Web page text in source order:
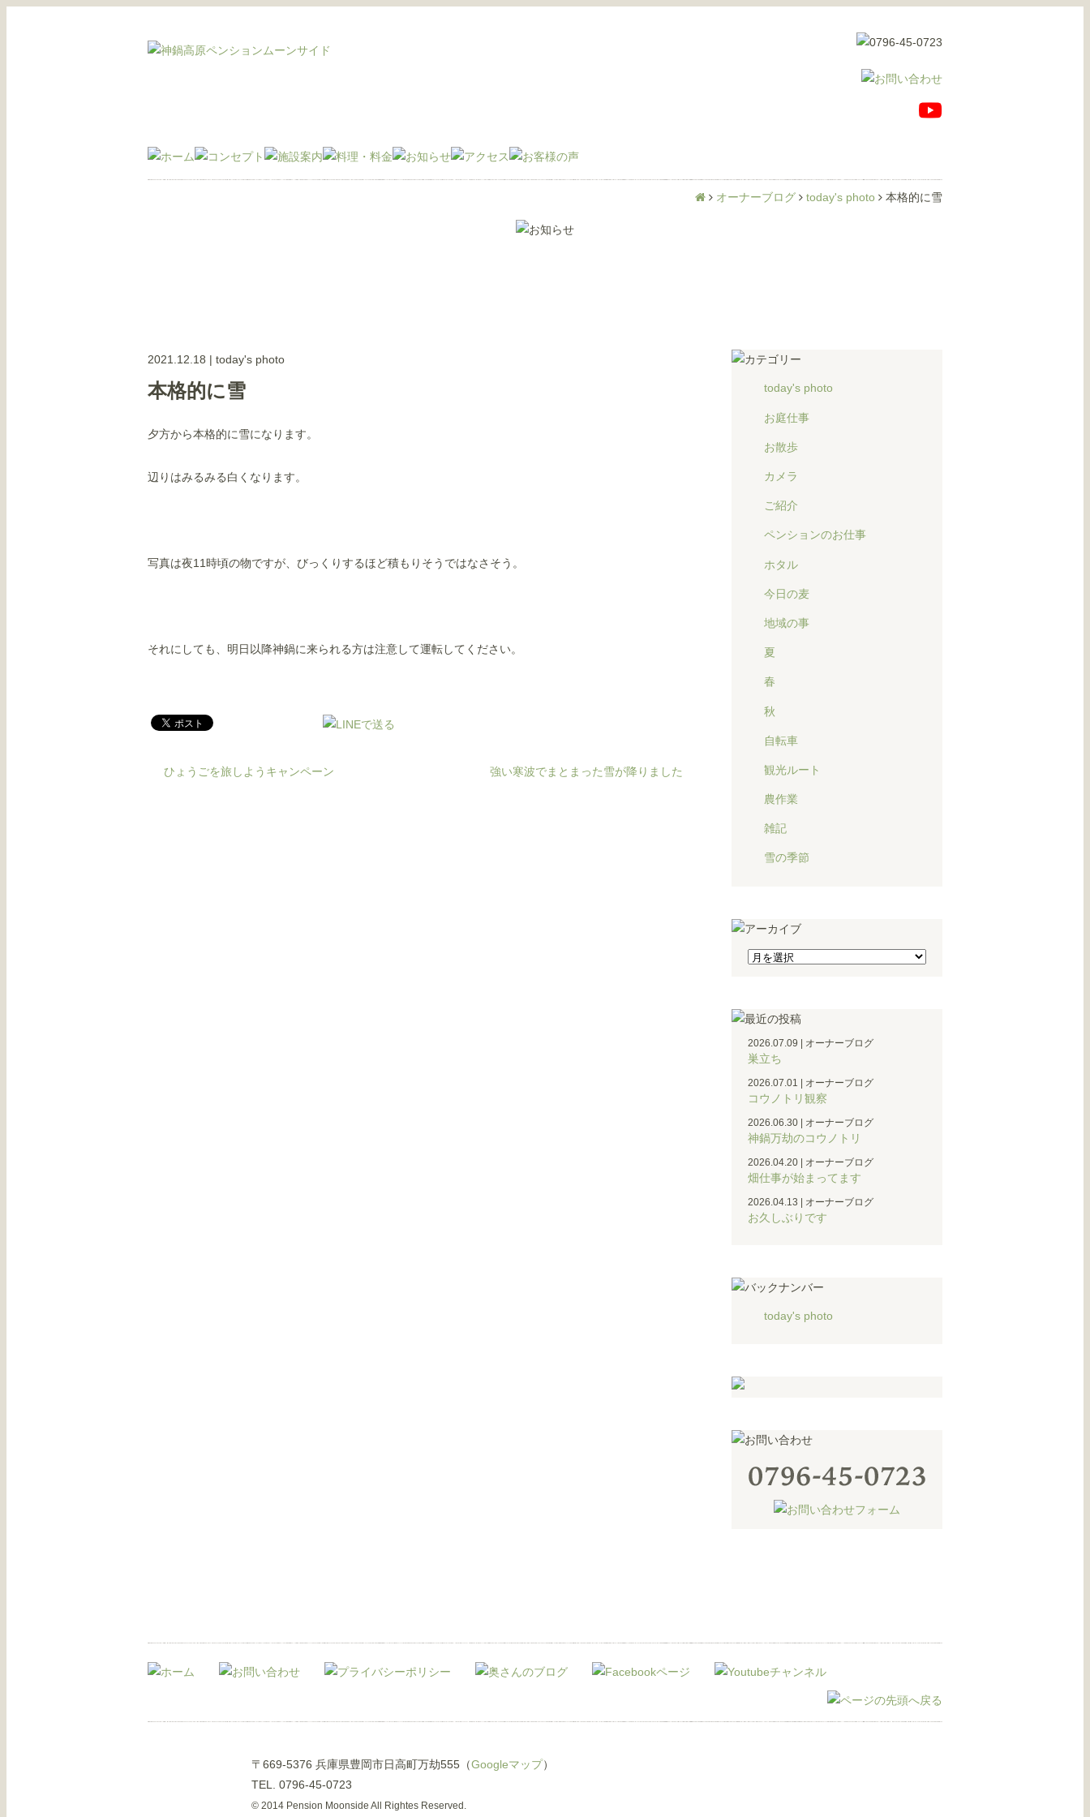
オーナーブログ today's photo 本格的に雪
2021.12.18 | today's photo
本格的に雪
夕方から本格的に雪になります。
辺りはみるみる白くなります。
写真は夜11時頃の物ですが、びっくりするほど積もりそうではなさそう。
それにしても、明日以降神鍋に来られる方は注意して運転してください。
ひょうごを旅しようキャンペーン 強い寒波でまとまった雪が降りました
today's photo
お庭仕事
お散歩
カメラ
ご紹介
ペンションのお仕事
ホタル
今日の麦
地域の事
夏
春
秋
自転車
観光ルート
農作業
雑記
雪の季節
2026.07.09 | オーナーブログ
巣立ち
2026.07.01 | オーナーブログ
コウノトリ観察
2026.06.30 | オーナーブログ
神鍋万劫のコウノトリ
2026.04.20 | オーナーブログ
畑仕事が始まってます
2026.04.13 | オーナーブログ
お久しぶりです
today's photo
〒669-5376 兵庫県豊岡市日高町万劫555（Googleマップ）
TEL. 0796-45-0723
© 2014 Pension Moonside All Rightes Reserved.